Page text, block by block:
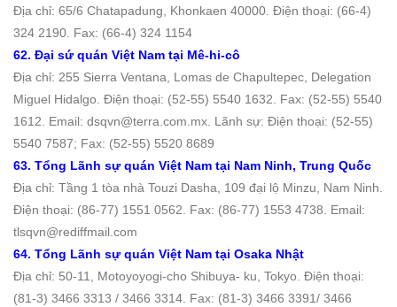
Địa chỉ: 65/6 Chatapadung, Khonkaen 40000. Ðiện thoại: (66-4)
324 2190. Fax: (66-4) 324 1154
62. Đại sứ quán Việt Nam tại Mê-hi-cô
Địa chỉ: 255 Sierra Ventana, Lomas de Chapultepec, Delegation
Miguel Hidalgo. Ðiện thoại: (52-55) 5540 1632. Fax: (52-55) 5540
1612. Email: dsqvn@terra.com.mx. Lãnh sự: Điện thoại: (52-55)
5540 7587; Fax: (52-55) 5520 8689
63. Tổng Lãnh sự quán Việt Nam tại Nam Ninh, Trung Quốc
Địa chỉ: Tầng 1 tòa nhà Touzi Dasha, 109 đại lộ Minzu, Nam Ninh.
Ðiện thoại: (86-77) 1551 0562. Fax: (86-77) 1553 4738. Email:
tlsqvn@rediffmail.com
64. Tổng Lãnh sự quán Việt Nam tại Osaka Nhật
Địa chỉ: 50-11, Motoyoyogi-cho Shibuya- ku, Tokyo. Ðiện thoại:
(81-3) 3466 3313 / 3466 3314. Fax: (81-3) 3466 3391/ 3466